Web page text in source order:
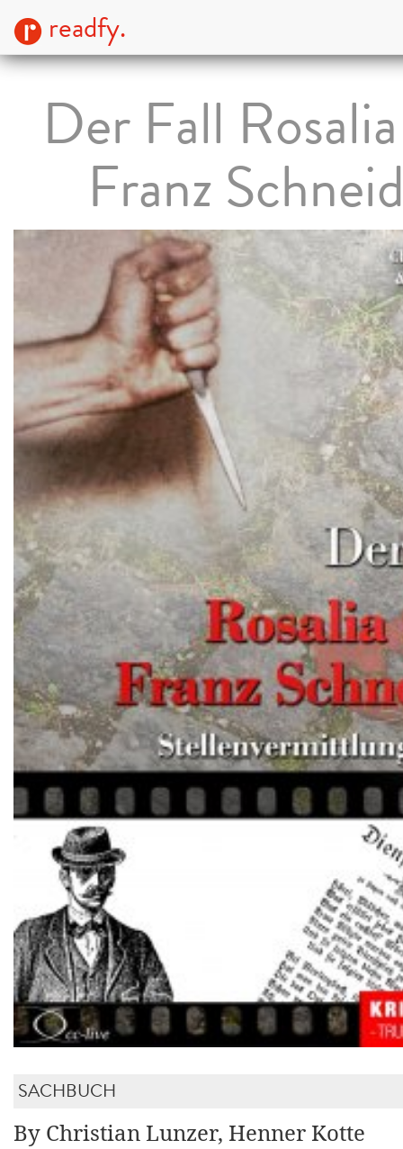
readfy.
Der Fall
Franz
SACHBUCH
By Christian Lunzer, Henner Kotte